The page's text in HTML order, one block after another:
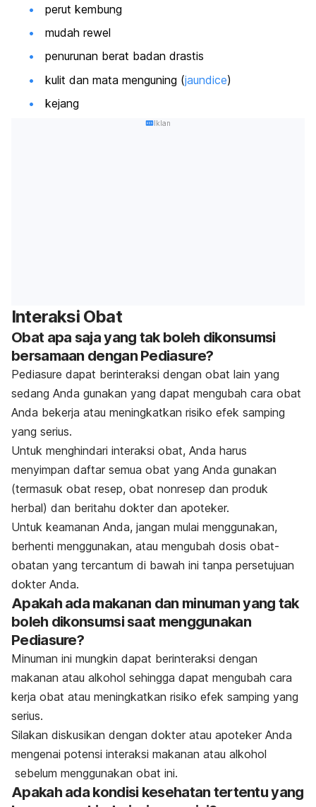
perut kembung
mudah rewel
penurunan berat badan drastis
kulit dan mata menguning (jaundice)
kejang
Iklan
Interaksi Obat
Obat apa saja yang tak boleh dikonsumsi
bersamaan dengan Pediasure?
Pediasure dapat berinteraksi dengan obat lain yang
sedang Anda gunakan yang dapat mengubah cara obat
Anda bekerja atau meningkatkan risiko efek samping
yang serius.
Untuk menghindari interaksi obat, Anda harus
menyimpan daftar semua obat yang Anda gunakan
(termasuk obat resep, obat nonresep dan produk
herbal) dan beritahu dokter dan apoteker.
Untuk keamanan Anda, jangan mulai menggunakan,
berhenti menggunakan, atau mengubah dosis obat-
obatan yang tercantum di bawah ini tanpa persetujuan
dokter Anda.
Apakah ada makanan dan minuman yang tak
boleh dikonsumsi saat menggunakan
Pediasure?
Minuman ini mungkin dapat berinteraksi dengan
makanan atau alkohol sehingga dapat mengubah cara
kerja obat atau meningkatkan risiko efek samping yang
serius.
Silakan diskusikan dengan dokter atau apoteker Anda
mengenai potensi interaksi makanan atau alkohol
sebelum menggunakan obat ini.
Apakah ada kondisi kesehatan tertentu yang